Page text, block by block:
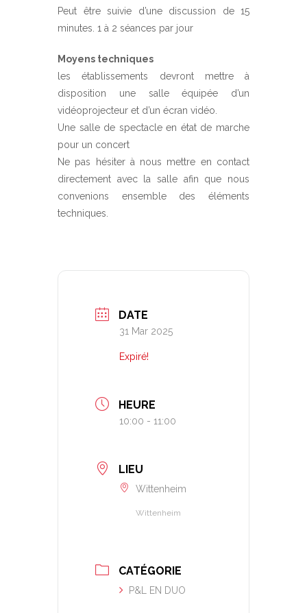
Peut être suivie d’une discussion de 15
minutes. 1 à 2 séances par jour
Moyens techniques
les établissements devront mettre à
disposition une salle équipée d’un
vidéoprojecteur et d’un écran vidéo.
Une salle de spectacle en état de marche
pour un concert
Ne pas hésiter à nous mettre en contact
directement avec la salle afin que nous
convenions ensemble des éléments
techniques.
DATE
31 Mar 2025
Expiré!
HEURE
10:00 - 11:00
LIEU
Wittenheim
Wittenheim
CATÉGORIE
P&L EN DUO